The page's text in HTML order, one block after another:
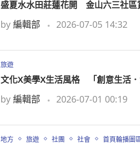
盛夏水水田莊蓮花開 金山六三社區
by 編輯部 2026-07-05 14:32
旅遊
文化X美學X生活風格 「創意生活
by 編輯部 2026-07-01 00:19
地方 旅遊 社團 社會 首頁輪播圖